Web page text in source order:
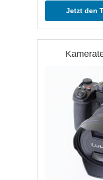
Jetzt den